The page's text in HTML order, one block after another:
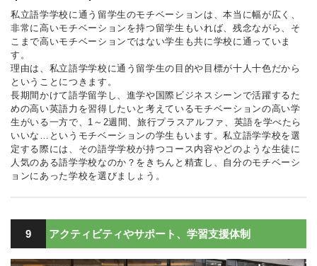
私立語学学校に通う留学生のモチベーションは、本当に幅が広く、
非常に高いモチベーションを持つ留学生もいれば、残念ながら、そ
こまで高いモチベーションではない学生も共に学校に通っていま
す。
理由は、私立語学学校に通う留学生の目的や目標が十人十色だから
ということにつきます。
長期間かけて語学留学し、進学や国際ビジネスシーンで活躍するた
めの高い英語力を習得したいと考えているモチベーションの高い学
生がいる一方で、1～2週間、旅行プラスアルファ、英語を学べたら
いいな…というモチベーションの学生もいます。私立語学学校を選
定する際には、その語学学校が持つコース内容やどのような生徒に
人気のある語学学校なのか？をきちんと精査し、自分のモチベーシ
ョンにあった学校を選びましょう。
9 アクティビティやサポート、学習支援体制